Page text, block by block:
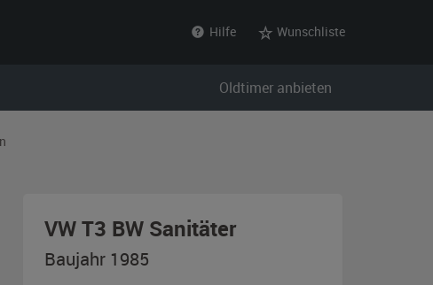
Hilfe Wunschliste
Oldtimer anbieten
VW T3 BW Sanitäter,
Baujahr 1985